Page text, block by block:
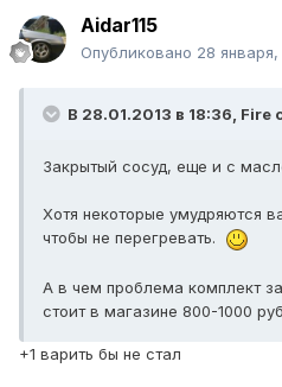
Aidar115
Опубликовано 28 января,
В 28.01.2013 в 18:36, Fire
Закрытый сосуд, еще и с
Хотя некоторые умудряются
чтобы не перегревать.
А в чем проблема комплект
стоит в магазине 800-1000
+1 варить бы не стал